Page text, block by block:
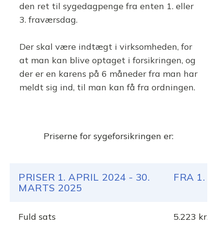
den ret til sygedagpenge fra enten 1. eller
3. fraværsdag.
Der skal være indtægt i virksomheden, for
at man kan blive optaget i forsikringen, og
der er en karens på 6 måneder fra man har
meldt sig ind, til man kan få fra ordningen.
Priserne for sygeforsikringen er:
PRISER 1. APRIL 2024 - 30.
MARTS 2025
FRA 1.
Fuld sats 5.223 kr.